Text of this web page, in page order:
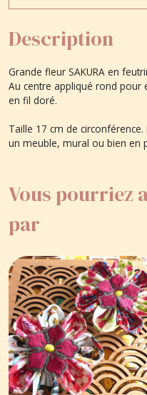
Description
Grande fleur SAKURA en
Au centre appliqué rond
en fil doré.
Taille 17 cm de
un meuble, mural ou bien en
Vous pourriez
par